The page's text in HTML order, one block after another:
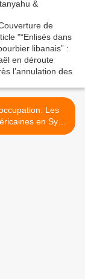
Les
en Syrie
>